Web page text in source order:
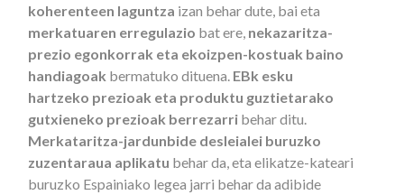
koherenteen laguntza izan behar dute, bai eta
merkatuaren erregulazio bat ere, nekazaritza-
prezio egonkorrak eta ekoizpen-kostuak baino
handiagoak bermatuko dituena. EBk esku
hartzeko prezioak eta produktu guztietarako
gutxieneko prezioak berrezarri behar ditu.
Merkataritza-jardunbide desleialei buruzko
zuzentaraua aplikatu behar da, eta elikatze-kateari
buruzko Espainiako legea jarri behar da adibide